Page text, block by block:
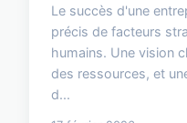
Le succès d'une
précis de facteurs
humains. Une vision
des ressources, et
d...